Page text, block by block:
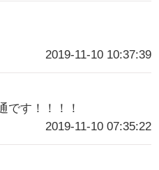
2019-11-10 10:37:39
です！！！！
2019-11-10 07:35:22